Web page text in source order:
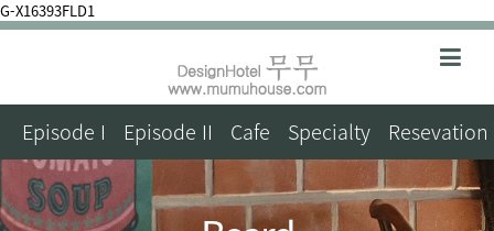
G-X16393FLD1
Episode I Episode II Cafe Specialty Resevation